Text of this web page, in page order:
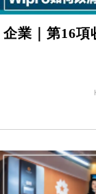
張
15:59
財經｜
財經｜
財經｜
損失近
16:05
財經｜日
企業｜第16